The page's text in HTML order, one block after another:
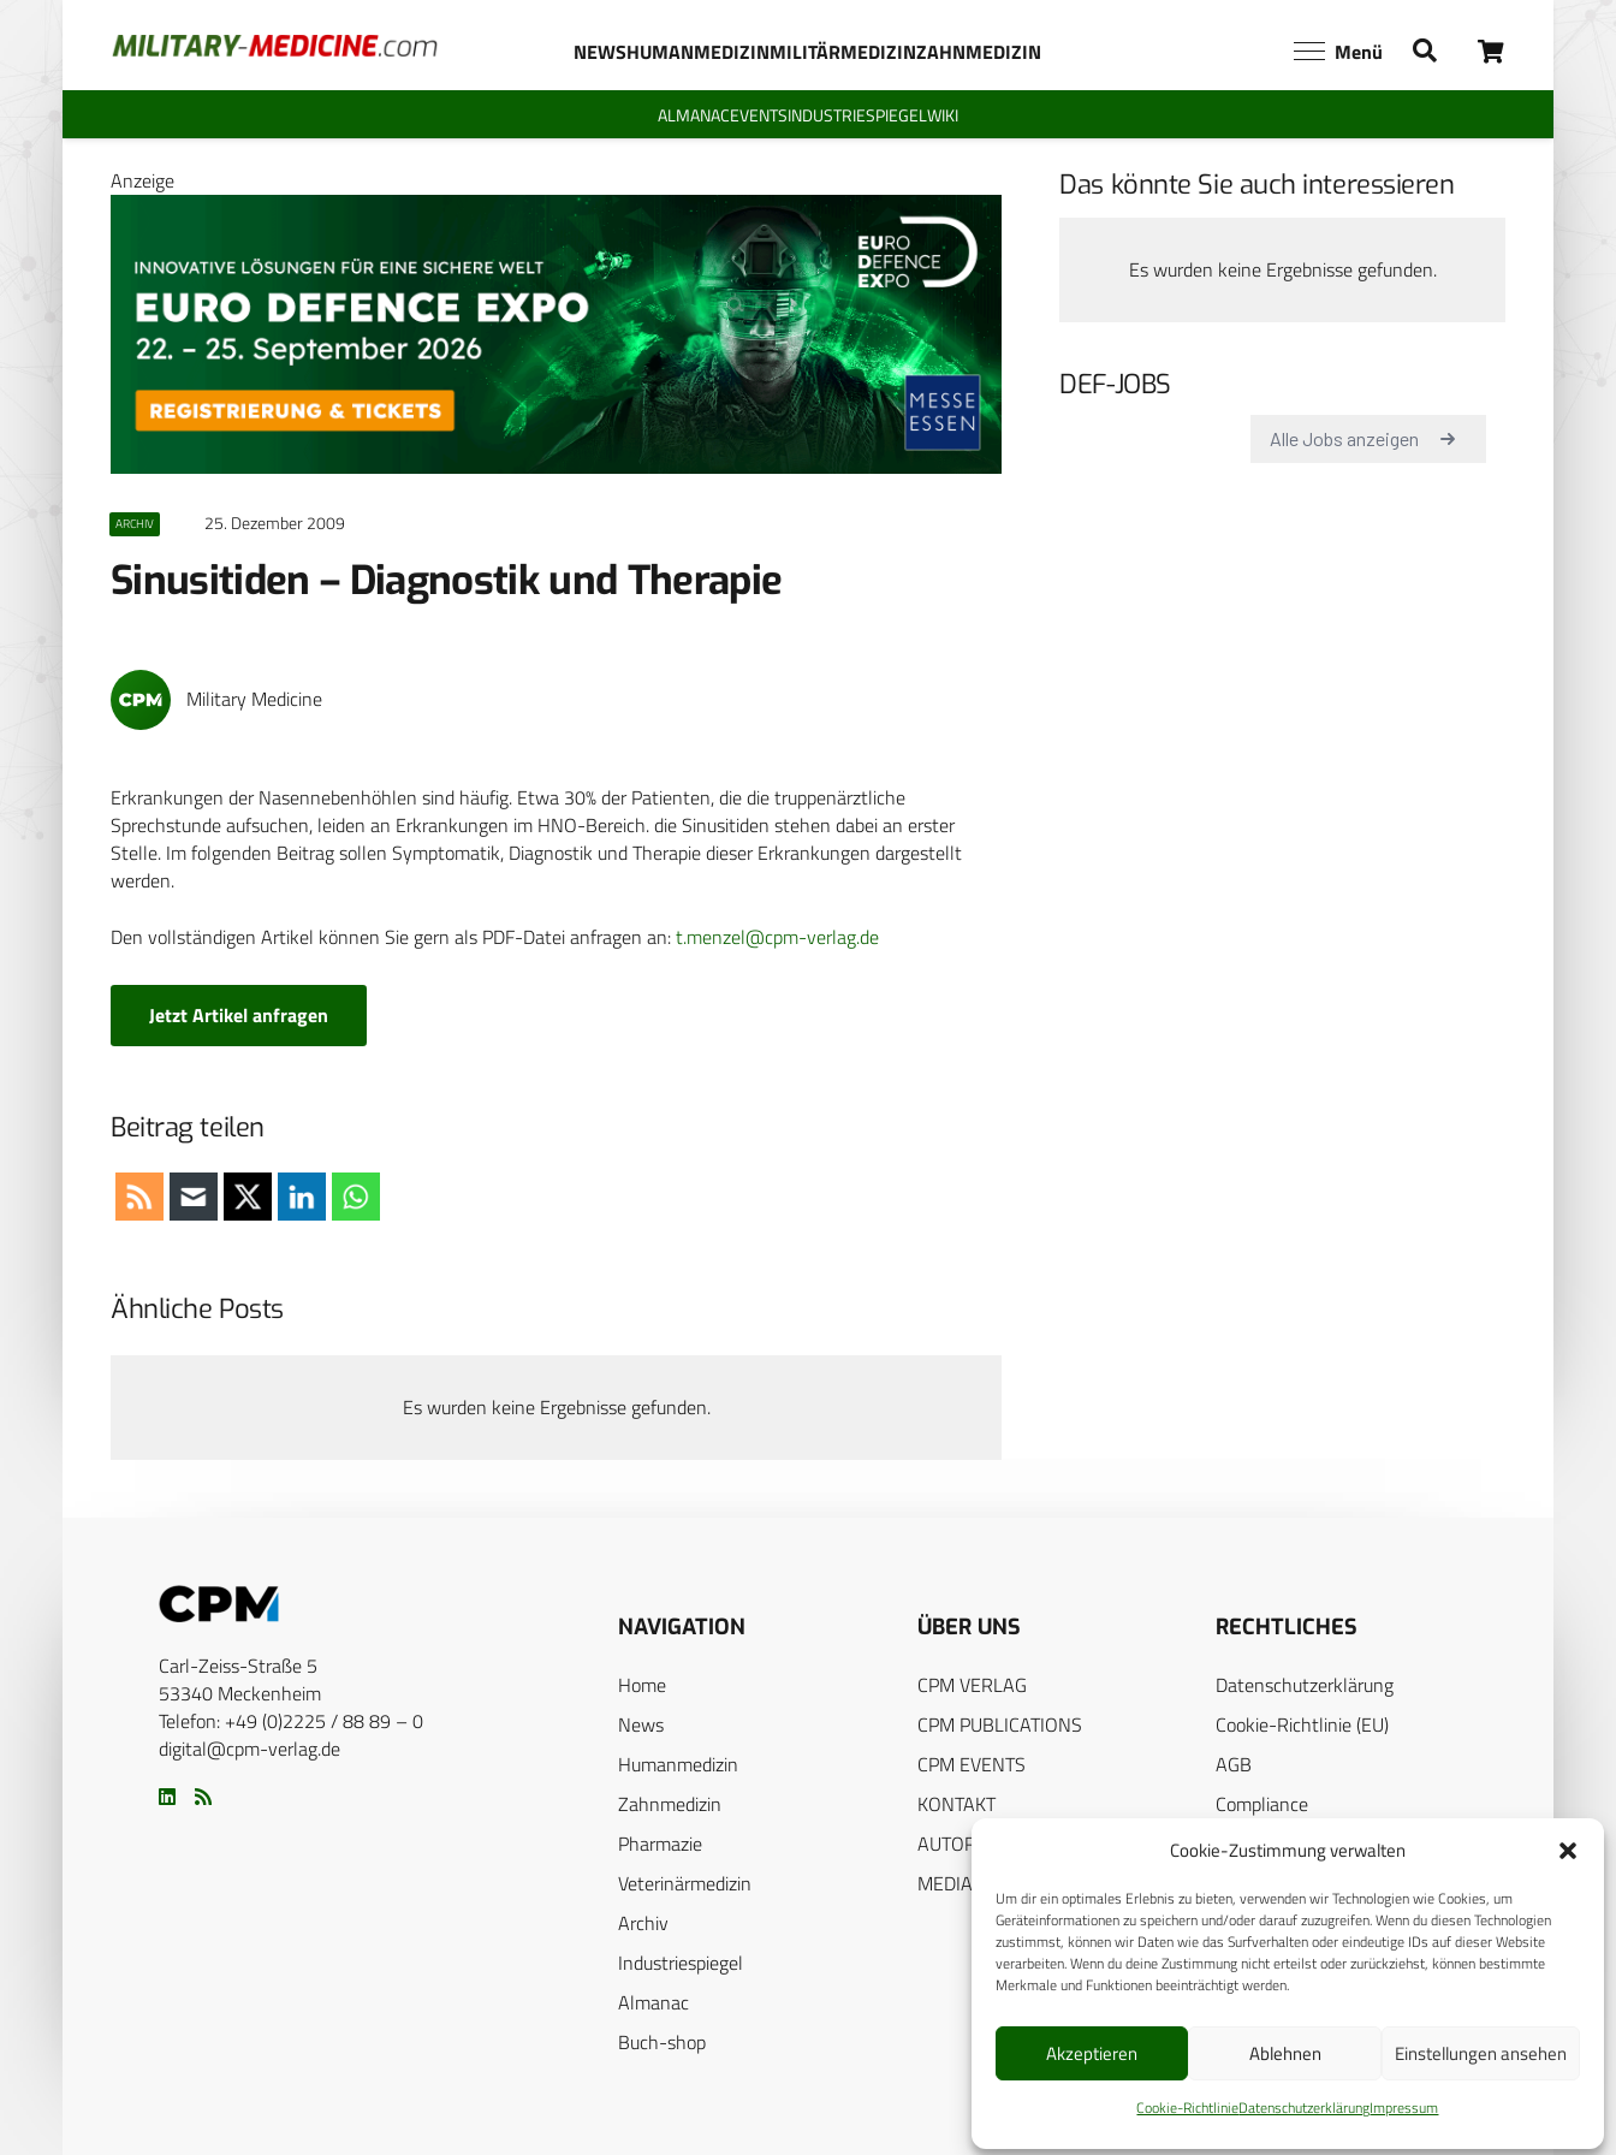
Cookie-Zustimmung verwalten
Um dir ein optimales Erlebnis zu bieten, verwenden wir Technologien wie Cookies, um
Geräteinformationen zu speichern und/oder darauf zuzugreifen. Wenn du diesen Technologien
zustimmst, können wir Daten wie das Surfverhalten oder eindeutige IDs auf dieser Website
verarbeiten. Wenn du deine Zustimmung nicht erteilst oder zurückziehst, können bestimmte
Merkmale und Funktionen beeinträchtigt werden.
Akzeptieren Ablehnen Einstellungen ansehen
Cookie-RichtlinieDatenschutzerklärungImpressum
NEWSHUMANMEDIZINMILITÄRMEDIZINZAHNMEDIZIN Menü
ALMANACEVENTSINDUSTRIESPIEGELWIKI
Anzeige
ARCHIV 25. Dezember 2009
Sinusitiden – Diagnostik und Therapie
Military Medicine
Erkrankungen der Nasennebenhöhlen sind häufig. Etwa 30% der Patienten, die die truppenärztliche
Sprechstunde aufsuchen, leiden an Erkrankungen im HNO-Bereich. die Sinusitiden stehen dabei an erster
Stelle. Im folgenden Beitrag sollen Symptomatik, Diagnostik und Therapie dieser Erkrankungen dargestellt
werden.
Den vollständigen Artikel können Sie gern als PDF-Datei anfragen an:t.menzel@cpm-verlag.de
Jetzt Artikel anfragen
Beitrag teilen
Das könnte Sie auch interessieren
Es wurden keine Ergebnisse gefunden.
DEF-JOBS
Ähnliche Posts
Es wurden keine Ergebnisse gefunden.
Carl-Zeiss-Straße 5
53340 Meckenheim
Telefon: +49 (0)2225 / 88 89 – 0
digital@cpm-verlag.de
NAVIGATION
Home
News
Humanmedizin
Zahnmedizin
Pharmazie
Veterinärmedizin
Archiv
Industriespiegel
Almanac
Buch-shop
ÜBER UNS
CPM VERLAG
CPM PUBLICATIONS
CPM EVENTS
KONTAKT
AUTORENHINWEISE
MEDIADATEN
RECHTLICHES
Datenschutzerklärung
Cookie-Richtlinie (EU)
AGB
Compliance
Impressum
© 2025 CPM GmbH – Alle Rechte vorbehalten